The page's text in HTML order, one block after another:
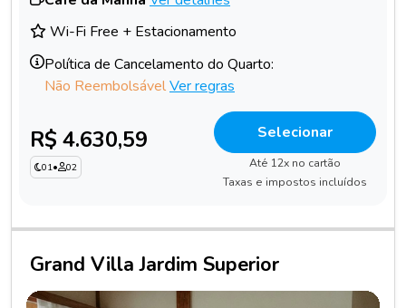
Wi-Fi Free + Estacionamento
Política de Cancelamento do Quarto:
Não ReembolsávelVer regras
R$ 4.630,59
01• 02
Selecionar
Até 12x no cartão
Taxas e impostos incluídos
Grand Villa Jardim Superior